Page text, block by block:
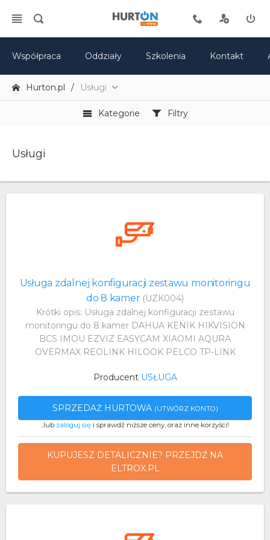
Współpraca Oddziały Szkolenia Kontakt
Hurton.pl Usługi
Kategorie Filtry
Usługi
Usługa zdalnej konfiguracji zestawu monitoringu
do 8 kamer (UZK004)
Krótki opis: Usługa zdalnej konfiguracji zestawu
monitoringu do 8 kamer DAHUA KENIK HIKVISION
BCS IMOU EZVIZ EASYCAM XIAOMI AQURA
OVERMAX REOLINK HILOOK PELCO TP-LINK
Producent USŁUGA
SPRZEDAŻ HURTOWA (UTWÓRZ KONTO)
..lub zaloguj się i sprawdź niższe ceny, oraz inne korzyści!
KUPUJESZ DETALICZNIE? PRZEJDŹ NA
ELTROX.PL